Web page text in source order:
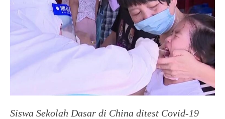
Siswa Sekolah Dasar di China ditest Covid-19